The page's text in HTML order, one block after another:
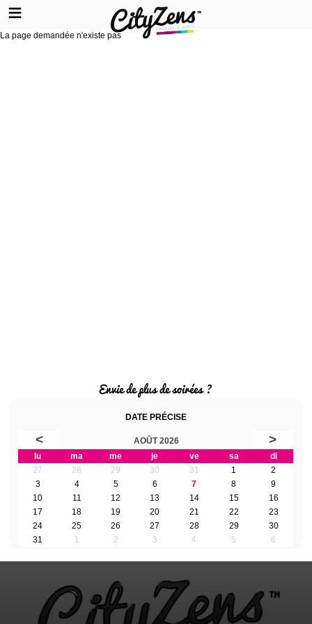
La page demandée n'existe pas
Envie de plus de soirées ?
DATE PRÉCISE
< AOÛT 2026 >
lu ma me je ve sa
di
27
28 29 30 31 1
2
3
4 5 6 7 8
9
10
11 12 13 14 15
16
17
18 19 20 21 22
23
24
25 26 27 28 29
30
31
1 2 3 4 5 6